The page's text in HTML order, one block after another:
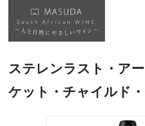
ステレンラスト・ア
ケット・チャイルド